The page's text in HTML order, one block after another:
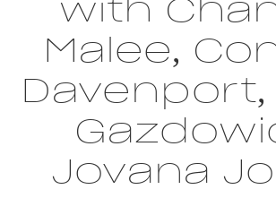
with
Malee,
Davenport,
Jovana